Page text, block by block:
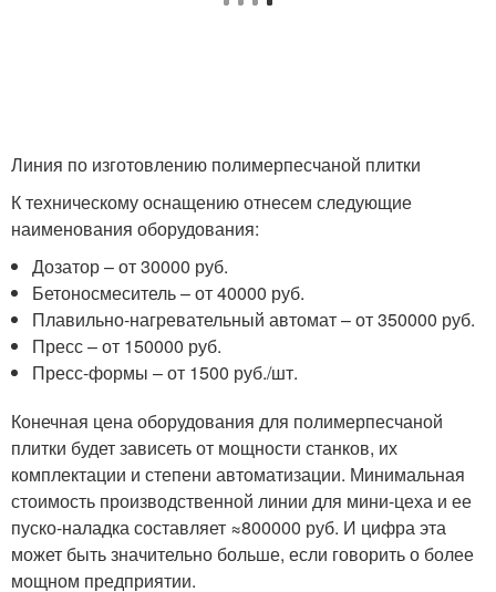
Линия по изготовлению полимерпесчаной плитки
К техническому оснащению отнесем следующие
наименования оборудования:
Дозатор – от 30000 руб.
Бетоносмеситель – от 40000 руб.
Плавильно-нагревательный автомат – от 350000 руб.
Пресс – от 150000 руб.
Пресс-формы – от 1500 руб./шт.
Конечная цена оборудования для полимерпесчаной
плитки будет зависеть от мощности станков, их
комплектации и степени автоматизации. Минимальная
стоимость производственной линии для мини-цеха и ее
пуско-наладка составляет ≈800000 руб. И цифра эта
может быть значительно больше, если говорить о более
мощном предприятии.